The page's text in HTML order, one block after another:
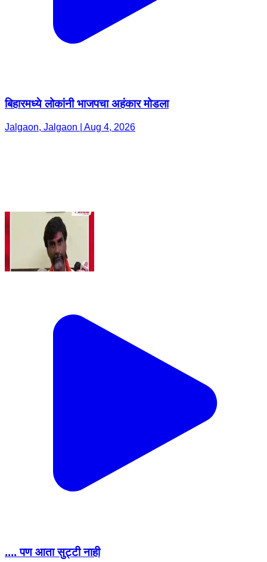
बिहारमध्ये लोकांनी भाजपचा अहंकार मोडला
Jalgaon, Jalgaon | Aug 4, 2026
.... पण आता सुट्टी नाही